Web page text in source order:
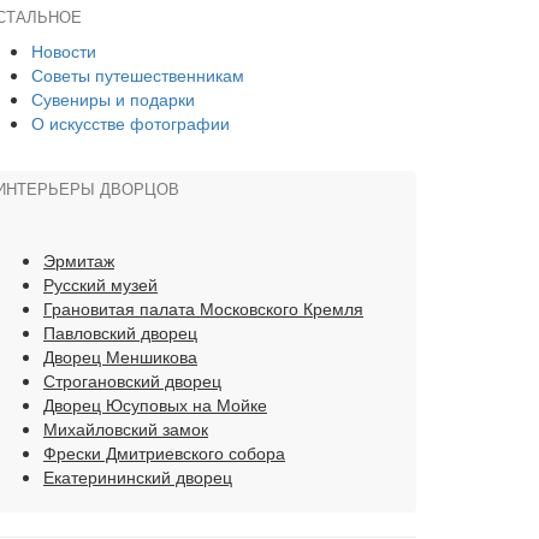
Новости
Советы путешественникам
Сувениры и подарки
О искусстве фотографии
ДВОРЦОВ
Эрмитаж
Русский музей
Грановитая палата Московского Кремля
Павловский дворец
Дворец Меншикова
Строгановский дворец
Дворец Юсуповых на Мойке
Михайловский замок
Фрески Дмитриевского собора
Екатерининский дворец